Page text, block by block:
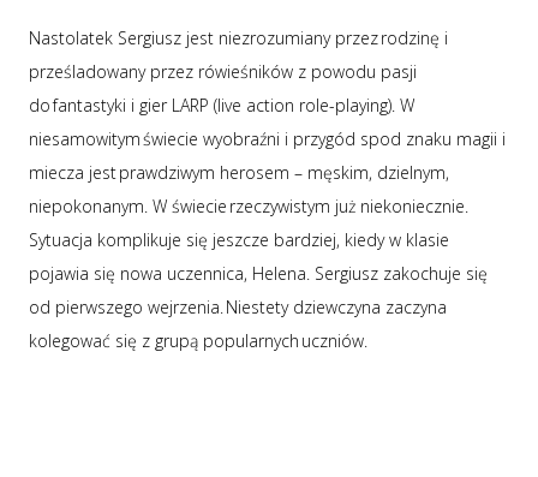
Nastolatek Sergiusz jest niezrozumiany przez rodzinę i
prześladowany przez rówieśników z powodu pasji
do fantastyki i gier LARP (live action role-playing). W
niesamowitym świecie wyobraźni i przygód spod znaku magii i
miecza jest prawdziwym herosem – męskim, dzielnym,
niepokonanym. W świecie rzeczywistym już niekoniecznie.
Sytuacja komplikuje się jeszcze bardziej, kiedy w klasie
pojawia się nowa uczennica, Helena. Sergiusz zakochuje się
od pierwszego wejrzenia. Niestety dziewczyna zaczyna
kolegować się z grupą popularnych uczniów.